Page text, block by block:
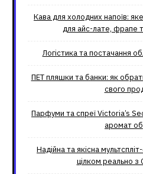
Кава для холодних напоїв:
для айс-лате, фрапе
Логістика та постачання
ПЕТ пляшки та банки: як
свого
Парфуми та спреї Victoria’s
аромат
Надійна та якісна
цілком реально